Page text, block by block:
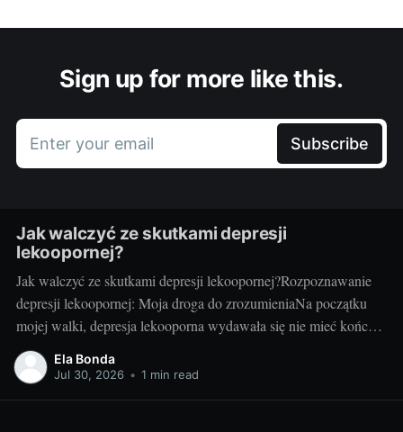
Sign up for more like this.
Enter your email Subscribe
Jak walczyć ze skutkami depresji
lekoopornej?
Jak walczyć ze skutkami depresji lekoopornej?Rozpoznawanie
depresji lekoopornej: Moja droga do zrozumieniaNa początku
mojej walki, depresja lekooporna wydawała się nie mieć końca.
Czułam, że znajduję się w ciemnym tunelu. Na szczęście, z
czasem, zaczęłam rozumieć, czym jest depresja lekooporna, jakie
Ela Bonda
Jul 30, 2026 • 1 min read